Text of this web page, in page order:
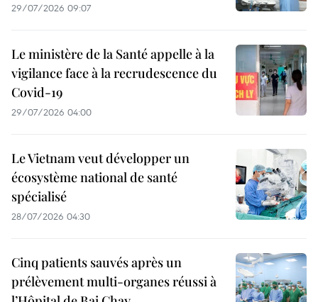
29/07/2026 09:07
Le ministère de la Santé appelle à la
vigilance face à la recrudescence du
Covid-19
29/07/2026 04:00
Le Vietnam veut développer un
écosystème national de santé
spécialisé
28/07/2026 04:30
Cinq patients sauvés après un
prélèvement multi-organes réussi à